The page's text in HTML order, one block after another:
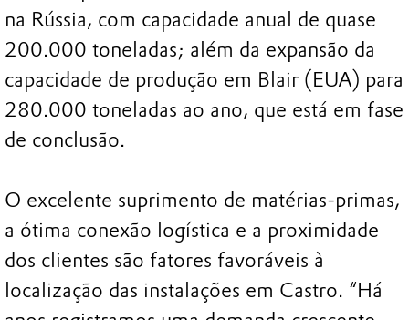
na Rússia, com capacidade anual de quase
200.000 toneladas; além da expansão da
capacidade de produção em Blair (EUA) para
280.000 toneladas ao ano, que está em fase
de conclusão.
O excelente suprimento de matérias-primas,
a ótima conexão logística e a proximidade
dos clientes são fatores favoráveis à
localização das instalações em Castro. “Há